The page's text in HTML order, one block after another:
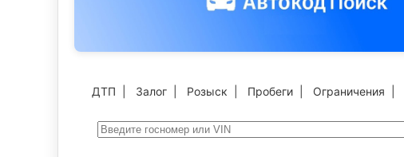
ДТП Залог| Розыск Пробеги| Ограничения